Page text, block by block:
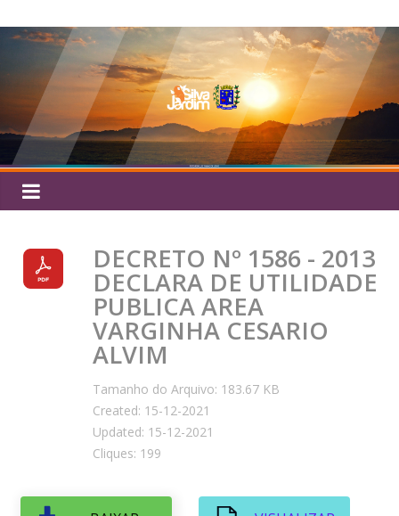
para
conteúdo
Silva
Jardim
DECRETO Nº 1586 - 2013
DECLARA DE UTILIDADE
PUBLICA AREA
VARGINHA CESARIO
ALVIM
Tamanho do Arquivo: 183.67 KB
Created: 15-12-2021
Updated: 15-12-2021
Cliques: 199